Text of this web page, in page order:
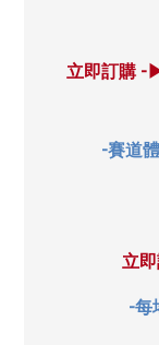
立即訂購 -
-賽道
立
-每